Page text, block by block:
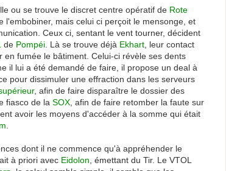
ou se trouve le discret centre opératif de Rote
l'embobiner, mais celui ci perçoit le mensonge, et
Ceux ci, sentant le vent tourner, décident
de Pompéi . Là se trouve déjà Ekhart , leur contact
fumée le bâtiment. Celui-ci révèle ses dents
il lui a été demandé de faire, il propose un deal à
pour dissimuler une effraction dans les serveurs
, afin de faire disparaître le dossier des
fiasco de la SOX , afin de faire retomber la faute sur
avoir les moyens d'accéder à la somme qui était
dont il ne commence qu'à appréhender le
à priori avec Eidolon, émettant du Tir. Le VTOL